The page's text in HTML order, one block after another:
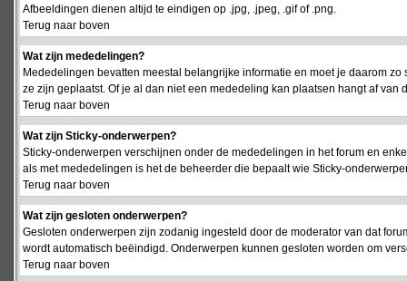
Afbeeldingen dienen altijd te eindigen op .jpg, .jpeg, .gif of .png.
Terug naar boven
Wat zijn mededelingen?
Mededelingen bevatten meestal belangrijke informatie en moet je daarom
ze zijn geplaatst. Of je al dan niet een mededeling kan plaatsen hangt af
Terug naar boven
Wat zijn Sticky-onderwerpen?
Sticky-onderwerpen verschijnen onder de mededelingen in het forum en
als met mededelingen is het de beheerder die bepaalt wie Sticky-
Terug naar boven
Wat zijn gesloten onderwerpen?
Gesloten onderwerpen zijn zodanig ingesteld door de moderator van dat
wordt automatisch beëindigd. Onderwerpen kunnen gesloten worden om
Terug naar boven